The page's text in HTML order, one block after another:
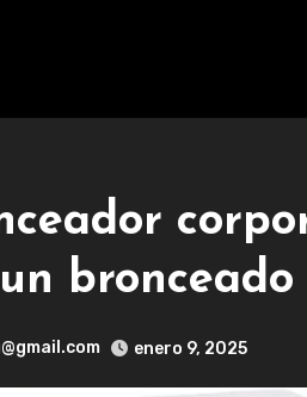
enero 9, 2025